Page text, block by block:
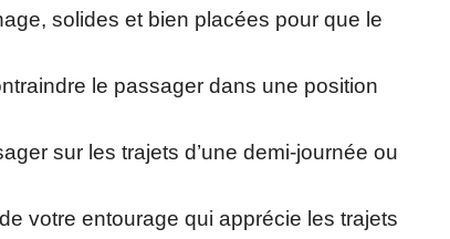
solides et bien placées pour que le
le passager dans une position
sur les trajets d’une demi-journée ou
votre entourage qui apprécie les trajets